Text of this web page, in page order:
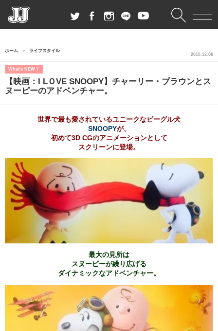
ホーム ライフスタイル
What's NEW？
【映画：I LＯVE SNOOPY】チャーリー・ブラウンとス
ヌーピーのアドベンチャー。
2015.12.06
世界で最も愛されているユニークなビーグル犬
SNOOPYが、
初めて3D CGのアニメーションとして
スクリーンに登場。
最大の見所は
スヌーピーが繰り広げる
ダイナミックなアドベンチャー。